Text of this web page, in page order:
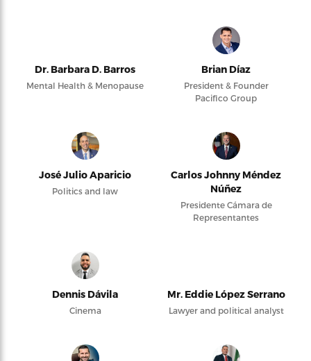
Dr. Barbara D. Barros
Mental Health & Menopause
Brian Díaz
President & Founder
Pacifico Group
José Julio Aparicio
Politics and law
Carlos Johnny Méndez
Núñez
Presidente Cámara de
Representantes
Dennis Dávila
Cinema
Mr. Eddie López Serrano
Lawyer and political analyst